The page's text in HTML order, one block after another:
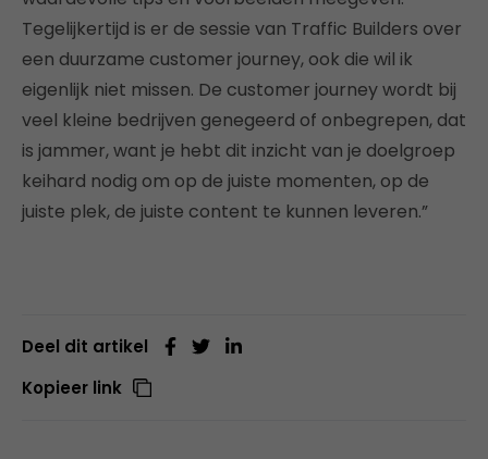
Tegelijkertijd is er de sessie van Traffic Builders over
een duurzame customer journey, ook die wil ik
eigenlijk niet missen. De customer journey wordt bij
veel kleine bedrijven genegeerd of onbegrepen, dat
is jammer, want je hebt dit inzicht van je doelgroep
keihard nodig om op de juiste momenten, op de
juiste plek, de juiste content te kunnen leveren.”
Deel dit artikel
Kopieer link